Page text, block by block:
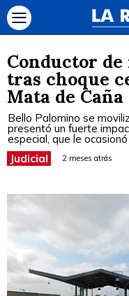
Conductor
tras choque
Mata de Caña
Bello Palomino se
presentó un fuerte
especial, que le
Judicial 2 meses atrás